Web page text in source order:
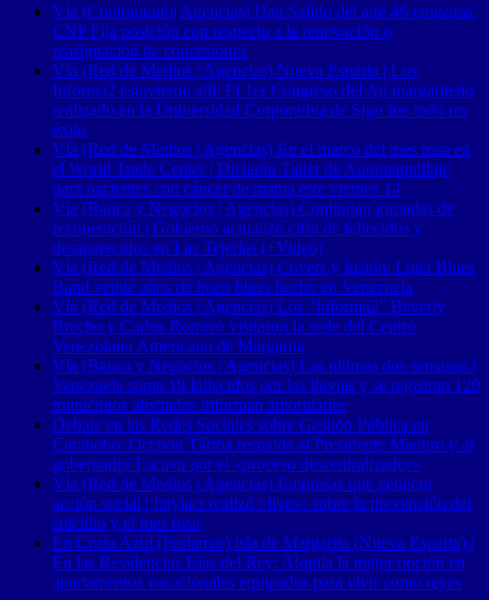
Vía (Contrapunto| Agencias) Han Salido del aire 46 emisoras:
CNP Fija posición con respecto a la renovación o
reasignación de concesiones
Vía (Red de Medios | Agencias) Nueva Esparta | Los
Informa2 estuvieron allí: El 1er Congreso del Ají margariteño
realizado en la Universidad Corporativa de Sigo fue todo un
éxito
Vía (Red de Medios | Agencias) En el marco del mes rosa en
el World Trade Center | Dictarán Taller de Automaquillaje
para pacientes con cáncer de mama este viernes 14
Vía (Banca y Negocios | Agencias) Continúan jornadas de
recuperación | Gobierno actualizó cifra de fallecidos y
desaparecidos en Las Tejerías (+Video)
Vía (Red de Medios | Agencias) Covers y fusión: Luna Blues
Band veinte años de buen blues hecho en Venezuela
Vía (Red de Medios | Agencias) Los “Informa2” Beverly
Bracho y Carlos Romero visitaron la sede del Centro
Venezolano Americano de Margarita
Vía (Banca y Negocios | Agencias) Las últimas dos semanas |
Venezuela suma 18 fallecidos por las lluvias y se registran 120
municipios afectados informan autoridades
Debate en las Redes Sociales sobre Gestión Pública en
Carabobo: Octavio Táriba respalda al Presidente Maduro y al
gobernador Lacava por el «proceso descentralizador»
Vía (Red de Medios | Agencias) Empresas que generan
acción social | Intylact realizó «lives» sobre la prevención del
suicidio y el mes rosa
En Costa Azul (Porlamar) isla de Margarita (Nueva Esparta) |
En las Residencias Islas del Rey: Alquila la mejor opción en
apartamentos vacacionales equipados para vivir como reyes